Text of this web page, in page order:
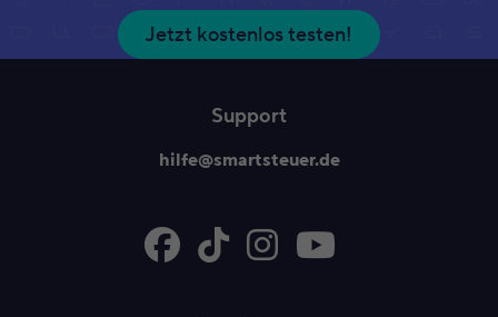
Jetzt kostenlos testen!
Support
hilfe@smartsteuer.de